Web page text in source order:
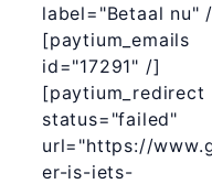
label="Betaal nu"
[paytium_emails
id="17291" /]
[paytium_redirect
status="failed"
url="https://
er-is-iets-